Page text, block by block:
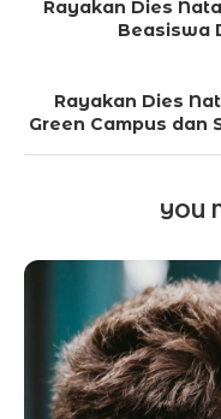
Rayakan Dies
Beasiswa
Rayakan Dies
Green Campus dan
YOU